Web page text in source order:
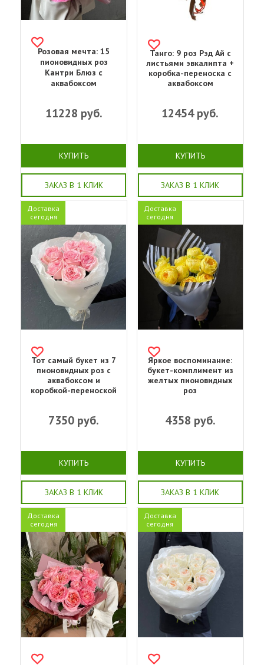
Розовая мечта: 15
пионовидных роз
Кантри Блюз с
аквабоксом
11228 руб.
КУПИТЬ
ЗАКАЗ В 1 КЛИК
Танго: 9 роз Рэд Ай с
листьями эвкалипта +
коробка-переноска с
аквабоксом
12454руб.
КУПИТЬ
ЗАКАЗ В 1 КЛИК
Доставка
сегодня
Тот самый букет из 7
пионовидных роз с
аквабоксом и
коробкой-переноской
7350 руб.
КУПИТЬ
ЗАКАЗ В 1 КЛИК
Доставка
сегодня
Яркое воспоминание:
букет-комплимент из
желтых пионовидных
роз
4358 руб.
КУПИТЬ
ЗАКАЗ В 1 КЛИК
Доставка
сегодня
Доставка
сегодня